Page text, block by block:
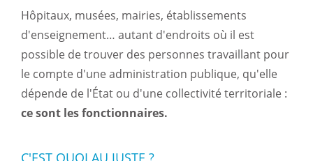
Hôpitaux, musées, mairies, établissements
d'enseignement… autant d'endroits où il est
possible de trouver des personnes travaillant pour
le compte d'une administration publique, qu'elle
dépende de l'État ou d'une collectivité territoriale :
ce sont les fonctionnaires.
C'EST QUOI AU JUSTE ?